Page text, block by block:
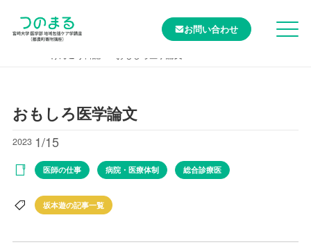
お問い合わせ
おもしろ医学論文
2023 1/15
医師の仕事 病院・医療体制 総合診療医
坂本遊の記事一覧